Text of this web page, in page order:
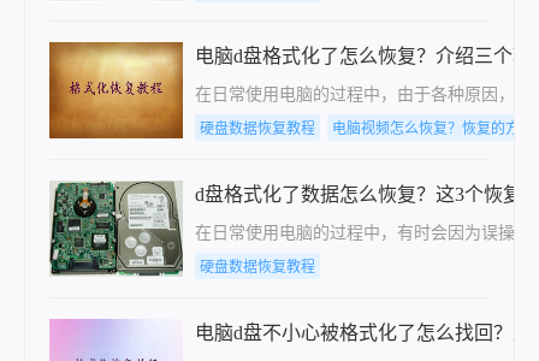
电脑d盘格式化了怎么恢复？介绍三个
在日常使用电脑的过程中，由于各种原因，
硬盘数据恢复教程 电脑视频怎么恢复？恢复的方法
d盘格式化了数据怎么恢复？这3个恢复
在日常使用电脑的过程中，有时会因为误操
硬盘数据恢复教程
电脑d盘不小心被格式化了怎么找回？